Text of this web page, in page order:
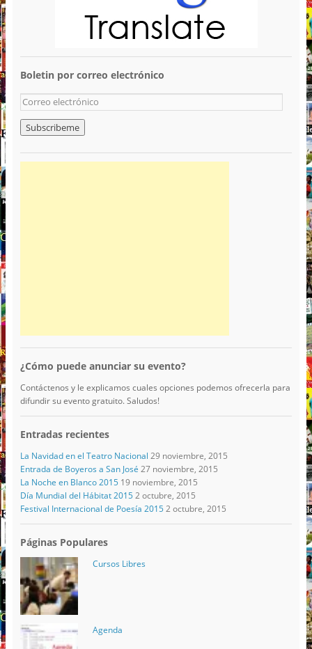
Boletin por correo electrónico
¿Cómo puede anunciar su evento?
Contáctenos y le explicamos cuales opciones podemos ofrecerla para
difundir su evento gratuito. Saludos!
Entradas recientes
La Navidad en el Teatro Nacional 29 noviembre, 2015
Entrada de Boyeros a San José 27 noviembre, 2015
La Noche en Blanco 2015 19 noviembre, 2015
Día Mundial del Hábitat 2015 2 octubre, 2015
Festival Internacional de Poesía 2015 2 octubre, 2015
Páginas Populares
Cursos Libres
Agenda